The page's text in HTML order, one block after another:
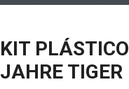
KIT
JAHRE